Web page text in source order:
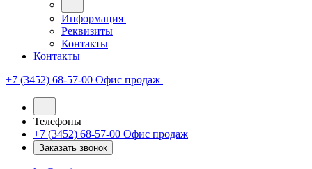
Информация
Реквизиты
Контакты
Контакты
+7 (3452) 68-57-00 Офис продаж
Телефоны
+7 (3452) 68-57-00 Офис продаж
Заказать звонок